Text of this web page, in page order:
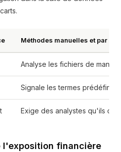
Méthodes manuelles et par
Analyse les fichiers de
Signale les termes prédéfinis
Exige des analystes qu'ils
l'exposition financière